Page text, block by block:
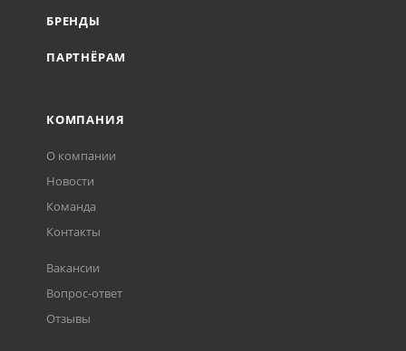
БРЕНДЫ
ПАРТНЁРАМ
КОМПАНИЯ
О компании
Новости
Команда
Контакты
Вакансии
Вопрос-ответ
Отзывы